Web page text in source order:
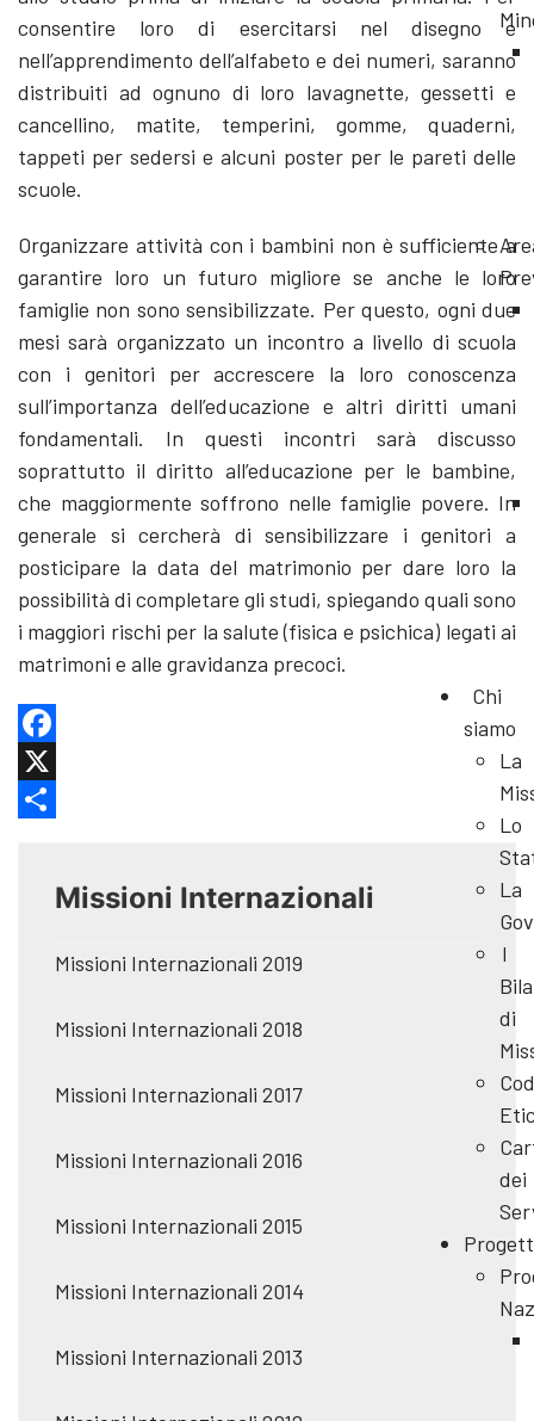
Chi
siamo
La
Lo
La
I
di
dei
consentire loro di esercitarsi nel disegno e
nell’apprendimento dell’alfabeto e dei numeri, saranno
distribuiti ad ognuno di loro lavagnette, gessetti e
cancellino, matite, temperini, gomme, quaderni,
tappeti per sedersi e alcuni poster per le pareti delle
scuole.
Organizzare attività con i bambini non è sufficiente a
garantire loro un futuro migliore se anche le loro
famiglie non sono sensibilizzate. Per questo, ogni due
mesi sarà organizzato un incontro a livello di scuola
con i genitori per accrescere la loro conoscenza
sull’importanza dell’educazione e altri diritti umani
fondamentali. In questi incontri sarà discusso
soprattutto il diritto all’educazione per le bambine,
che maggiormente soffrono nelle famiglie povere. In
generale si cercherà di sensibilizzare i genitori a
posticipare la data del matrimonio per dare loro la
possibilità di completare gli studi, spiegando quali sono
i maggiori rischi per la salute (fisica e psichica) legati ai
matrimoni e alle gravidanza precoci.
Facebook
X
Missioni Internazionali
Missioni Internazionali 2019
Missioni Internazionali 2018
Missioni Internazionali 2017
Missioni Internazionali 2016
Missioni Internazionali 2015
Missioni Internazionali 2014
Missioni Internazionali 2013